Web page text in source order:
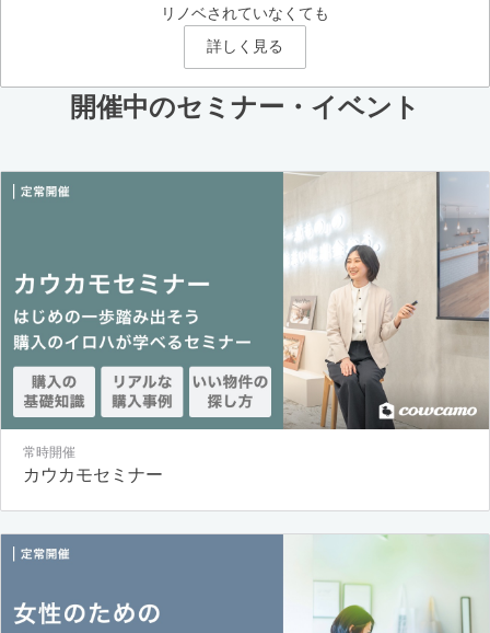
リノベされていなくても
詳しく見る
開催中のセミナー・イベント
常時開催
カウカモセミナー